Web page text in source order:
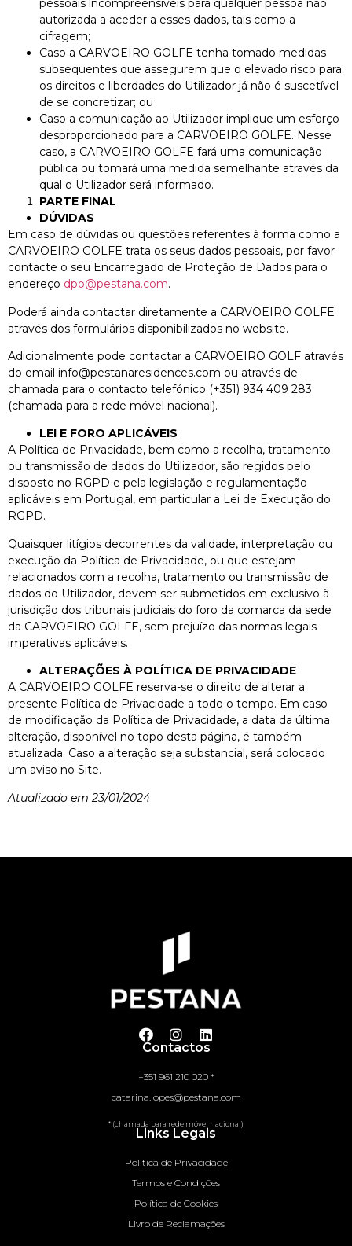
pessoais incompreensíveis para qualquer pessoa não
autorizada a aceder a esses dados, tais como a
cifragem;
Caso a CARVOEIRO GOLFE tenha tomado medidas
subsequentes que assegurem que o elevado risco para
os direitos e liberdades do Utilizador já não é suscetível
de se concretizar; ou
Caso a comunicação ao Utilizador implique um esforço
desproporcionado para a CARVOEIRO GOLFE. Nesse
caso, a CARVOEIRO GOLFE fará uma comunicação
pública ou tomará uma medida semelhante através da
qual o Utilizador será informado.
PARTE FINAL
DÚVIDAS
Em caso de dúvidas ou questões referentes à forma como a
CARVOEIRO GOLFE trata os seus dados pessoais, por favor
contacte o seu Encarregado de Proteção de Dados para o
endereço dpo@pestana.com.
Poderá ainda contactar diretamente a CARVOEIRO GOLFE
através dos formulários disponibilizados no website.
Adicionalmente pode contactar a CARVOEIRO GOLF através
do email info@pestanaresidences.com ou através de
chamada para o contacto telefónico (+351) 934 409 283
(chamada para a rede móvel nacional).
LEI E FORO APLICÁVEIS
A Política de Privacidade, bem como a recolha, tratamento
ou transmissão de dados do Utilizador, são regidos pelo
disposto no RGPD e pela legislação e regulamentação
aplicáveis em Portugal, em particular a Lei de Execução do
RGPD.
Quaisquer litígios decorrentes da validade, interpretação ou
execução da Política de Privacidade, ou que estejam
relacionados com a recolha, tratamento ou transmissão de
dados do Utilizador, devem ser submetidos em exclusivo à
jurisdição dos tribunais judiciais do foro da comarca da sede
da CARVOEIRO GOLFE, sem prejuízo das normas legais
imperativas aplicáveis.
ALTERAÇÕES À POLÍTICA DE PRIVACIDADE
A CARVOEIRO GOLFE reserva-se o direito de alterar a
presente Política de Privacidade a todo o tempo. Em caso
de modificação da Política de Privacidade, a data da última
alteração, disponível no topo desta página, é também
atualizada. Caso a alteração seja substancial, será colocado
um aviso no Site.
Atualizado em 23/01/2024
Contactos
+351 961 210 020 *
catarina.lopes@pestana.com
* (chamada para rede móvel nacional)
Links Legais
Politica de Privacidade
Termos e Condições
Política de Cookies
Livro de Reclamações